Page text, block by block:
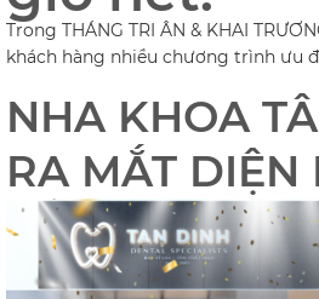
Trong THÁNG TRI ÂN & KHAI
khách hàng nhiều chương trình ưu
NHA KHOA
RA MẮT DIỆN